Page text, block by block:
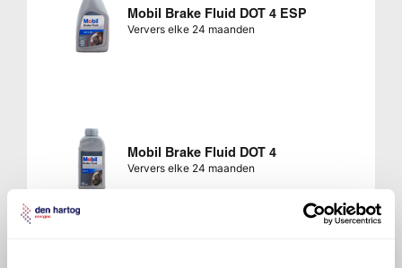
Mobil Brake Fluid DOT 4 ESP
Ververs elke 24 maanden
Mobil Brake Fluid DOT 4
Ververs elke 24 maanden